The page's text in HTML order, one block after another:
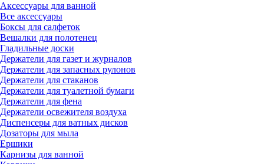
Аксессуары для ванной
Все аксессуары
Боксы для салфеток
Вешалки для полотенец
Гладильные доски
Держатели для газет и журналов
Держатели для запасных рулонов
Держатели для стаканов
Держатели для туалетной бумаги
Держатели для фена
Держатели освежителя воздуха
Диспенсеры для ватных дисков
Дозаторы для мыла
Ершики
Карнизы для ванной